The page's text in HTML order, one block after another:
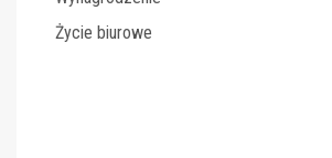
Życie biurowe